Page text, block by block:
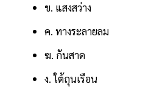
ข. แสงสว่าง
ค. ทางระลายลม
ฆ. กันสาด
ง. ใต้ถุนเรือน